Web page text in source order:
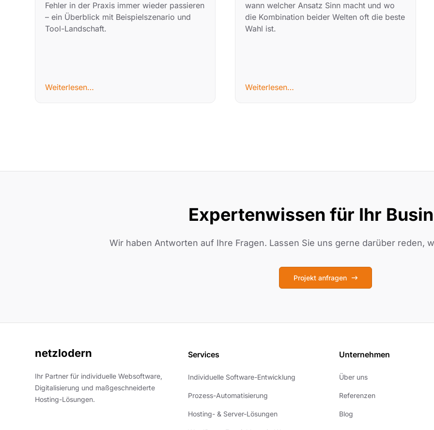
Fehler in der Praxis immer wieder passieren
– ein Überblick mit Beispielszenario und
Tool-Landschaft.
Weiterlesen…
wann welcher Ansatz Sinn macht und wo
die Kombination beider Welten oft die beste
Wahl ist.
Weiterlesen…
Expertenwissen für Ihr
Wir haben Antworten auf Ihre Fragen. Lassen Sie uns gerne darüber reden,
Projekt anfragen
netzlodern
Ihr Partner für individuelle Websoftware,
Digitalisierung und maßgeschneiderte
Hosting-Lösungen.
Services
Individuelle Software-Entwicklung
Prozess-Automatisierung
Hosting- & Server-Lösungen
Unternehmen
Über uns
Referenzen
Blog